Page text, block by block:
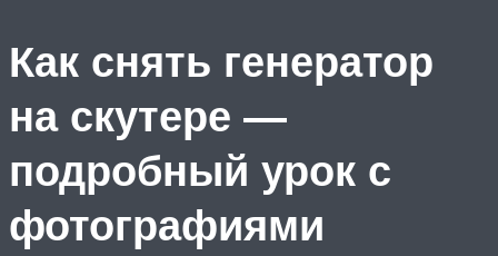
Как снять генератор
на скутере —
подробный урок с
фотографиями